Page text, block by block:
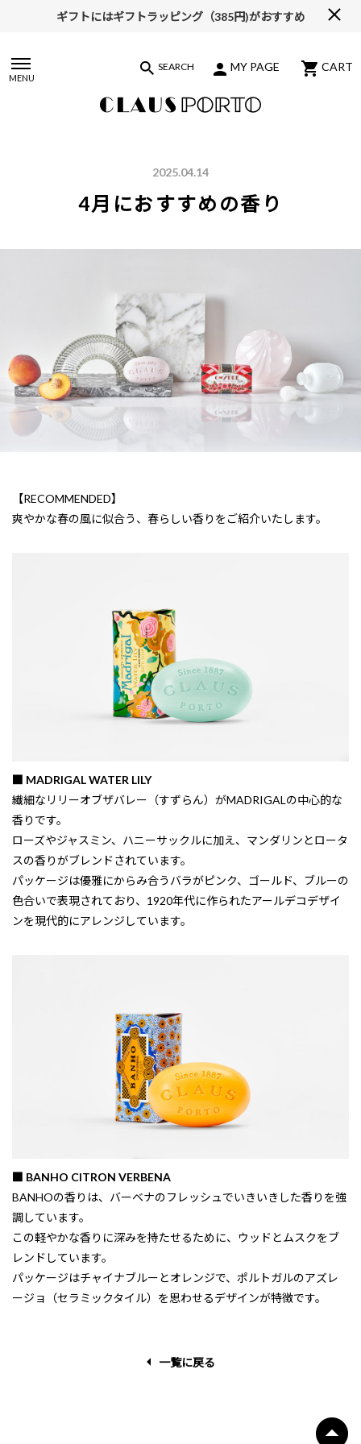
ギフトにはギフトラッピング（385円)がおすすめ
MENU
SEARCH MY PAGE CART
2025.04.14
4月におすすめの香り
【RECOMMENDED】
爽やかな春の風に似合う、春らしい香りをご紹介いたします。
■ MADRIGAL WATER LILY
繊細なリリーオブザバレー（すずらん）がMADRIGALの中心的な
香りです。
ローズやジャスミン、ハニーサックルに加え、マンダリンとロータ
スの香りがブレンドされています。
パッケージは優雅にからみ合うバラがピンク、ゴールド、ブルーの
色合いで表現されており、1920年代に作られたアールデコデザイ
ンを現代的にアレンジしています。
■ BANHO CITRON VERBENA
BANHOの香りは、バーベナのフレッシュでいきいきした香りを強
調しています。
この軽やかな香りに深みを持たせるために、ウッドとムスクをブ
レンドしています。
パッケージはチャイナブルーとオレンジで、ポルトガルのアズレ
ージョ（セラミックタイル）を思わせるデザインが特徴です。
一覧に戻る